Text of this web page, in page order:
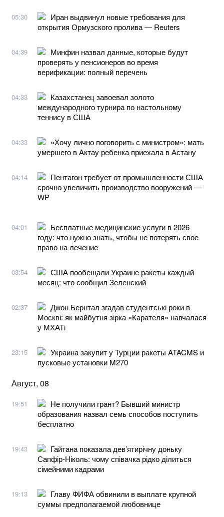
05:30
Иран выдвинул новые требования для
открытия Ормузского пролива — Reuters
04:39
Минфин назвал данные, которые будут
проверять у пенсионеров во время
верификации: полный перечень
04:33
Казахстанец завоевал золото
международного турнира по настольному
теннису в США
04:33
«Хочу лично поговорить с министром»: мать
умершего в Актау ребенка приехала в Астану
04:14
Пентагон требует от промышленности США
срочно увеличить производство вооружений —
WP
04:01
Бесплатные медицинские услуги в 2026
году: что нужно знать, чтобы не потерять свое
право на лечение
03:54
США пообещали Украине ракеты каждый
месяц: что сообщил Зеленский
02:37
Джон Бернтал згадав студентські роки в
Москві: як майбутня зірка «Карателя» навчалася
у МХАТі
23:15
Украина закупит у Турции ракеты ATACMS и
пусковые установки M270
Август, 08
19:51
Не получили грант? Бывший министр
образования назвал семь способов поступить
бесплатно
19:43
Гайтана показала дев’ятирічну доньку
Сапфір-Ніколь: чому співачка рідко ділиться
сімейними кадрами
19:13
Главу ФИФА обвинили в выплате крупной
суммы предполагаемой любовнице